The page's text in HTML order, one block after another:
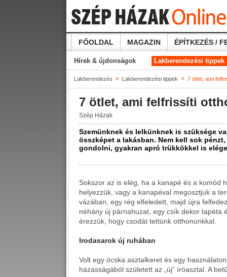
FŐOLDAL MAGAZIN ÉPÍTKEZÉS /
Hírek & újdonságok Lakberendezési tippek
Lakberendezés » Lakberendezési tippek » 7 ötlet, ami
7 ötlet, ami felfrissíti
Szép Házak
Szemünknek és lelkünknek is szüksége
összképet a lakásban. Nem kell sok
gondolni, gyakran apró trükkökkel is
Sokszor az is elég, ha a kanapé és a komód
helyezzük, vagy a kanapéval megosztjuk a
vázában, egy rég elfeledett, majd újra
néhány új párnahuzat, egy csík dekor tapéta
érezzük, hogy csodát tettünk otthonunkkal.
Irodasarok új ruhában
Volt egy ócska asztalkeret és egy
házasságából született az „új” íróasztal. A